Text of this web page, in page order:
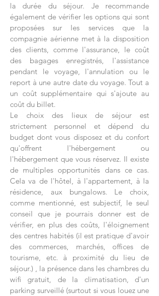
la durée du séjour. Je recommande
également de vérifier les options qui sont
proposées sur les services que la
compagnie aérienne met à la disposition
des clients, comme l'assurance, le coût
des bagages enregistrés, l'assistance
pendant le voyage, l'annulation ou le
report à une autre date du voyage. Tout a
un coût supplémentaire qui s'ajoute au
coût du billet.
Le choix des lieux de séjour est
strictement personnel et dépend du
budget dont vous disposez et du confort
qu'offrent l'hébergement ou
l'hébergement que vous réservez. Il existe
de multiples opportunités dans ce cas.
Cela va de l'hôtel, à l'appartement, à la
résidence, aux bungalows. Le choix,
comme mentionné, est subjectif, le seul
conseil que je pourrais donner est de
vérifier, en plus des coûts, l'éloignement
des centres habités (il est pratique d'avoir
des commerces, marchés, offices de
tourisme, etc. à proximité du lieu de
séjour.) , la présence dans les chambres du
wifi gratuit, de la climatisation, d'un
parking surveillé (surtout si vous louez une